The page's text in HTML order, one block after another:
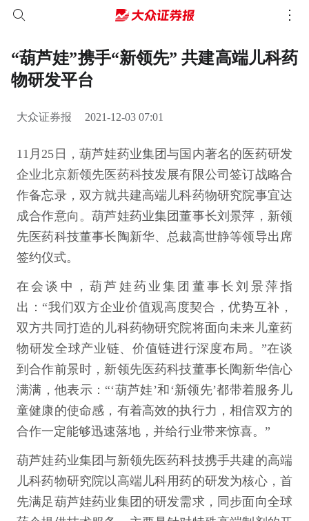
“葫芦娃”携手“新领先” 共建高端儿科药
物研发平台
大众证券报 2021-12-03 07:01
11月25日，葫芦娃药业集团与国内著名的医药研发
企业北京新领先医药科技发展有限公司签订战略合
作备忘录，双方就共建高端儿科药物研究院事宜达
成合作意向。葫芦娃药业集团董事长刘景萍，新领
先医药科技董事长陶新华、总裁高世静等领导出席
签约仪式。
在会谈中，葫芦娃药业集团董事长刘景萍指
出：“我们双方企业价值观高度契合，优势互补，
双方共同打造的儿科药物研究院将面向未来儿童药
物研发全球产业链、价值链进行深度布局。”在谈
到合作前景时，新领先医药科技董事长陶新华信心
满满，他表示：“‘葫芦娃’和‘新领先’都带着服务儿
童健康的使命感，有着高效的执行力，相信双方的
合作一定能够迅速落地，并给行业带来惊喜。”
葫芦娃药业集团与新领先医药科技携手共建的高端
儿科药物研究院以高端儿科用药的研发为核心，首
先满足葫芦娃药业集团的研发需求，同步面向全球